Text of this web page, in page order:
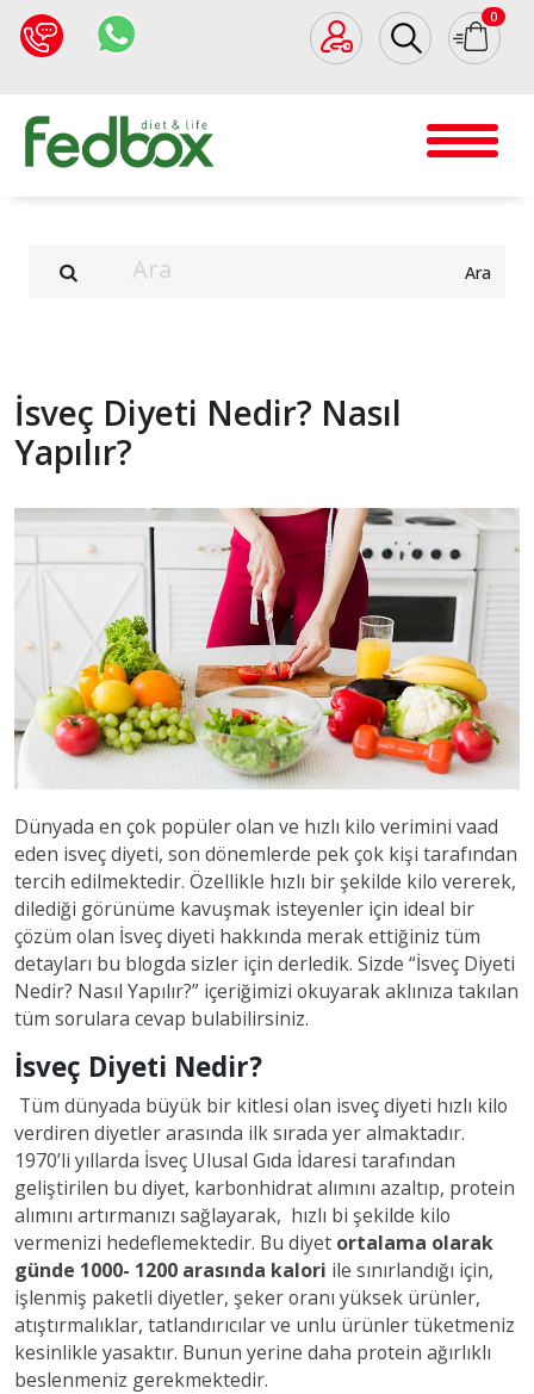
0
İsveç Diyeti Nedir? Nasıl
Yapılır?
Dünyada en çok popüler olan ve hızlı kilo verimini vaad
eden isveç diyeti, son dönemlerde pek çok kişi tarafından
tercih edilmektedir. Özellikle hızlı bir şekilde kilo vererek,
dilediği görünüme kavuşmak isteyenler için ideal bir
çözüm olan İsveç diyeti hakkında merak ettiğiniz tüm
detayları bu blogda sizler için derledik. Sizde “İsveç Diyeti
Nedir? Nasıl Yapılır?” içeriğimizi okuyarak aklınıza takılan
tüm sorulara cevap bulabilirsiniz.
İsveç Diyeti Nedir?
Tüm dünyada büyük bir kitlesi olan isveç diyeti hızlı kilo
verdiren diyetler arasında ilk sırada yer almaktadır.
1970’li yıllarda İsveç Ulusal Gıda İdaresi tarafından
geliştirilen bu diyet, karbonhidrat alımını azaltıp, protein
alımını artırmanızı sağlayarak, hızlı bi şekilde kilo
vermenizi hedeflemektedir. Bu diyet ortalama olarak
günde 1000- 1200 arasında kalori ile sınırlandığı için,
işlenmiş paketli diyetler, şeker oranı yüksek ürünler,
atıştırmalıklar, tatlandırıcılar ve unlu ürünler tüketmeniz
kesinlikle yasaktır. Bunun yerine daha protein ağırlıklı
beslenmeniz gerekmektedir.
Ara